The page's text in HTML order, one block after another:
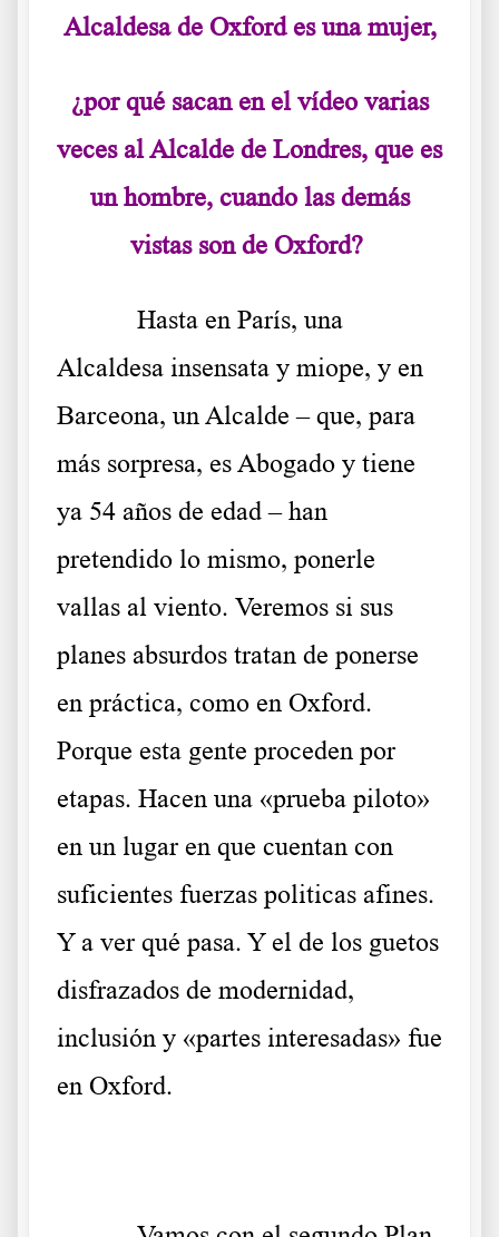
Alcaldesa de Oxford es una mujer,
¿por qué sacan en el vídeo varias
veces al Alcalde de Londres, que es
un hombre, cuando las demás
vistas son de Oxford?
Hasta en París, una
Alcaldesa insensata y miope, y en
Barceona, un Alcalde – que, para
más sorpresa, es Abogado y tiene
ya 54 años de edad – han
pretendido lo mismo, ponerle
vallas al viento. Veremos si sus
planes absurdos tratan de ponerse
en práctica, como en Oxford.
Porque esta gente proceden por
etapas. Hacen una «prueba piloto»
en un lugar en que cuentan con
suficientes fuerzas politicas afines.
Y a ver qué pasa. Y el de los guetos
disfrazados de modernidad,
inclusión y «partes interesadas» fue
en Oxford.